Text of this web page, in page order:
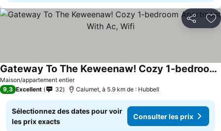
Partager
Maison/appartement entier
Gateway To The Keweenaw! Cozy 1-bedroom Apartment With Ac, Wifi
9,3 Excellent 32 Calumet, à 5.9 km de : Hubbell
Sélectionnez des dates pour voir
les prix exacts
Consulter les prix